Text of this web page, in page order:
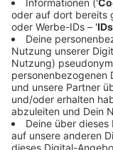
Details
WELCOME TO